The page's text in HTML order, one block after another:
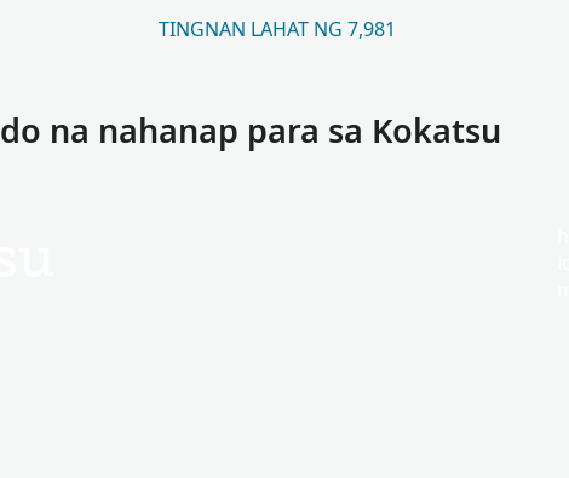
TINGNAN LAHAT NG 7,981
na nahanap para sa Kokatsu